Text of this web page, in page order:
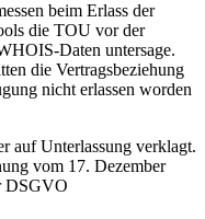
beim Erlass der
die TOU vor der
Daten untersage.
die Vertragsbeziehung
nicht erlassen worden
auf Unterlassung verklagt.
vom 17. Dezember
DSGVO